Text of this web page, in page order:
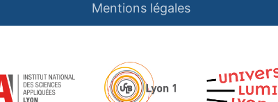
Mentions légales